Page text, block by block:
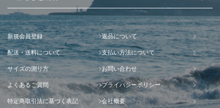
新規会員登録 返品について
配送・送料について 支払い方法について
サイズの測り方 お問い合わせ
よくあるご質問 プライバシーポリシー
特定商取引法に基づく表記 会社概要